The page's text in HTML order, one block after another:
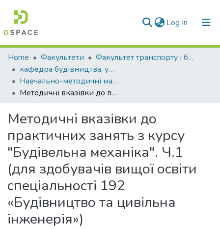
Log In (current)
Communities & Collections
All of DSpace
Statistics
Home Факультети
Факультет транспорту і будівництва
кафедра будівництва, урбаністики та просторового планування
Навчально-методичні матеріали (КБУтаПП)
Методичні вказівки до практичних занять з курсу "Будівельна механіка". Ч.1 (для здобувачів вищої освіти спеціальності 192 «Будівництво та цивільна інженерія»)
Методичні вказівки до
практичних занять з курсу
"Будівельна механіка". Ч.1
(для здобувачів вищої освіти
спеціальності 192
«Будівництво та цивільна
інженерія»)